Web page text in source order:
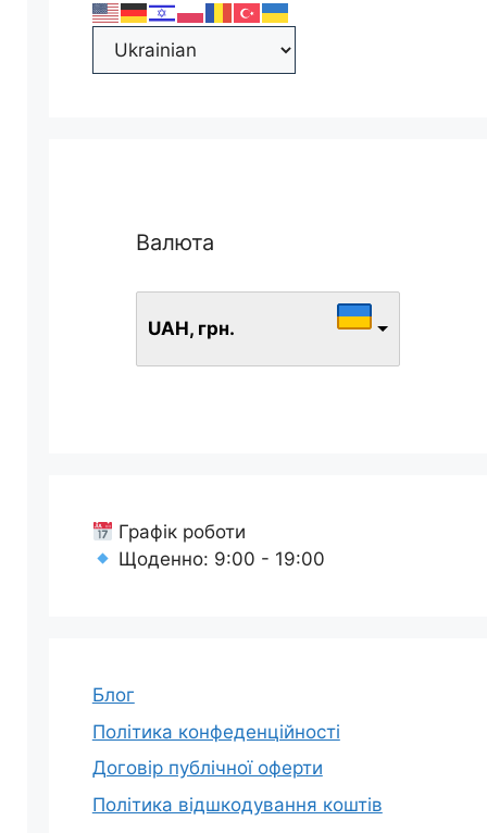
Валюта
UAH, грн.
Графік роботи
Щоденно: 9:00 - 19:00
Блог
Політика конфеденційності
Договір публічної оферти
Політика відшкодування коштів